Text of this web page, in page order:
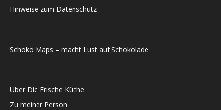
Hinweise zum Datenschutz
Schoko Maps – macht Lust auf Schokolade
Über Die Frische Küche
Zu meiner Person